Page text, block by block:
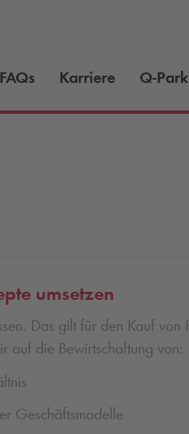
FAQs Karriere Q-Park
umsetzen
Das gilt für den Kauf von
auf die Bewirtschaftung von:
Geschäftsmodelle